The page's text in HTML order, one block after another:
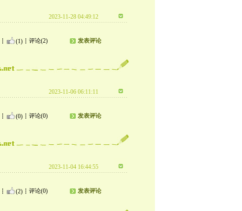
2023-11-28 04:49:12
(1) 评论(2) 发表评论
2023-11-06 06:11:11
(0) 评论(0) 发表评论
2023-11-04 16:44:55
(2) 评论(0) 发表评论